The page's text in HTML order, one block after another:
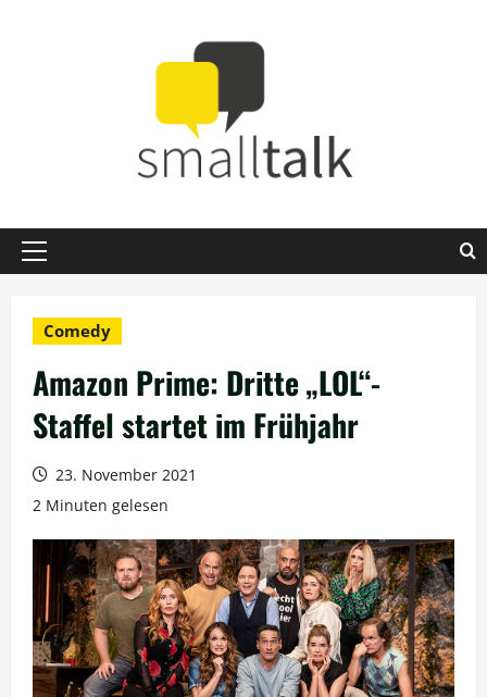
Primäres
Comedy
Amazon Prime: Dritte „LOL“-
Staffel startet im Frühjahr
23. November 2021
2 Minuten gelesen